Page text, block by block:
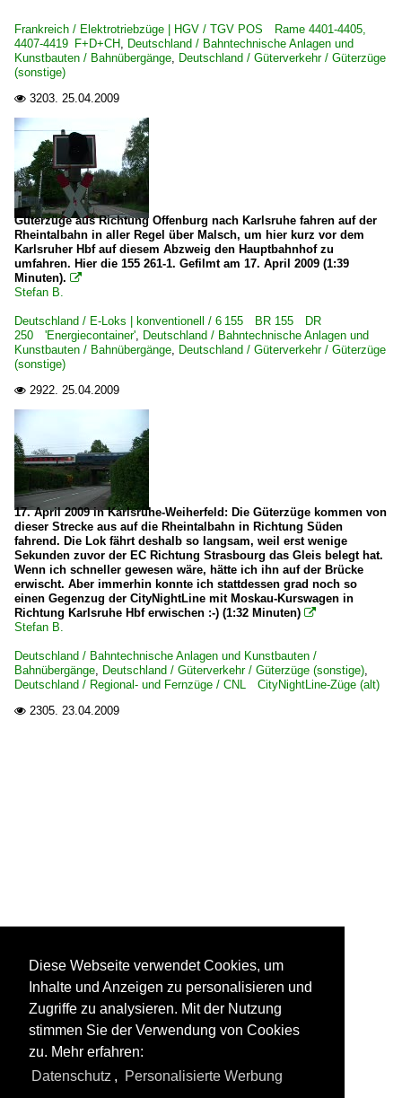
Frankreich / Elektrotriebzüge | HGV / TGV POS Rame 4401-4405,
4407-4419 F+D+CH, Deutschland / Bahntechnische Anlagen und
Kunstbauten / Bahnübergänge, Deutschland / Güterverkehr / Güterzüge
(sonstige)
 3203. 25.04.2009
Güterzüge aus Richtung Offenburg nach Karlsruhe fahren auf der
Rheintalbahn in aller Regel über Malsch, um hier kurz vor dem
Karlsruher Hbf auf diesem Abzweig den Hauptbahnhof zu
umfahren. Hier die 155 261-1. Gefilmt am 17. April 2009 (1:39
Minuten). 
Stefan B.
Deutschland / E-Loks | konventionell / 6 155 BR 155 DR
250 'Energiecontainer', Deutschland / Bahntechnische Anlagen und
Kunstbauten / Bahnübergänge, Deutschland / Güterverkehr / Güterzüge
(sonstige)
 2922. 25.04.2009
17. April 2009 in Karlsruhe-Weiherfeld: Die Güterzüge kommen von
dieser Strecke aus auf die Rheintalbahn in Richtung Süden
fahrend. Die Lok fährt deshalb so langsam, weil erst wenige
Sekunden zuvor der EC Richtung Strasbourg das Gleis belegt hat.
Wenn ich schneller gewesen wäre, hätte ich ihn auf der Brücke
erwischt. Aber immerhin konnte ich stattdessen grad noch so
einen Gegenzug der CityNightLine mit Moskau-Kurswagen in
Richtung Karlsruhe Hbf erwischen :-) (1:32 Minuten) 
Stefan B.
Deutschland / Bahntechnische Anlagen und Kunstbauten /
Bahnübergänge, Deutschland / Güterverkehr / Güterzüge (sonstige),
Deutschland / Regional- und Fernzüge / CNL CityNightLine-Züge (alt)
 2305. 23.04.2009
Diese Webseite verwendet Cookies, um
Inhalte und Anzeigen zu personalisieren und
Zugriffe zu analysieren. Mit der Nutzung
stimmen Sie der Verwendung von Cookies
zu. Mehr erfahren:
Datenschutz , Personalisierte Werbung